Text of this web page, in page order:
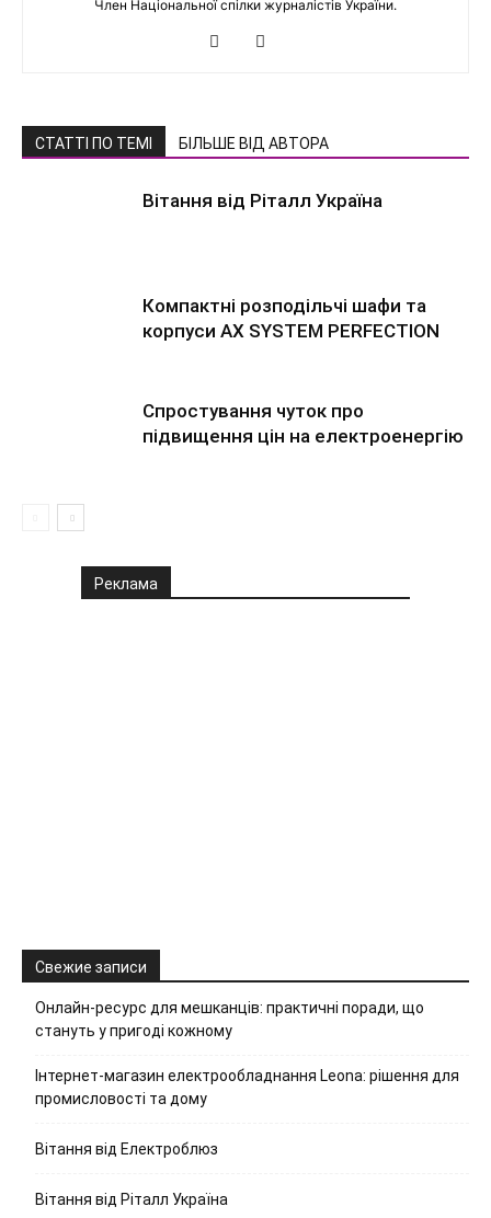
Член Національної спілки журналістів України.
СТАТТІ ПО ТЕМІ БІЛЬШЕ ВІД АВТОРА
Вітання від Ріталл Україна
Компактні розподільчі шафи та
корпуси AX SYSTEM PERFECTION
Спростування чуток про
підвищення цін на електроенергію
Реклама
Свежие записи
Онлайн-ресурс для мешканців: практичні поради, що
стануть у пригоді кожному
Інтернет-магазин електрообладнання Leona: рішення для
промисловості та дому
Вітання від Електроблюз
Вітання від Ріталл Україна